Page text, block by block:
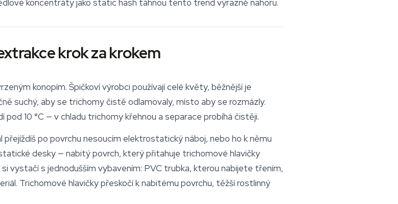
koncentráty jako static hash táhnou tento trend výrazně nahoru.
krok za krokem
konopím. Špičkoví výrobci používají celé květy, běžnější je
suchý, aby se trichomy čistě odlamovaly, místo aby se rozmázly.
10 °C — v chladu trichomy křehnou a separace probíhá čistěji.
po povrchu nesoucím elektrostatický náboj, nebo ho k němu
desky — nabitý povrch, který přitahuje trichomové hlavičky
vystačí s jednodušším vybavením: PVC trubka, kterou nabijete třením,
Trichomové hlavičky přeskočí k nabitému povrchu, těžší rostlinný